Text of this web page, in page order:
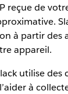
reçue de
à partir des
appareil.
utilise
à